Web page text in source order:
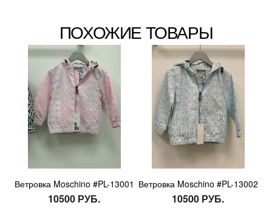
ПОХОЖИЕ ТОВАРЫ
Ветровка Moschino #PL-13001
10500 РУБ.
Ветровка Moschino #PL-13002
10500 РУБ.